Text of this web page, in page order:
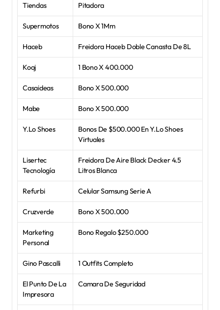
Tiendas Pitadora
Supermotos Bono X 1Mm
Haceb Freidora Haceb Doble Canasta De 8L
Koaj 1 Bono X 400.000
Casaideas Bono X 500.000
Mabe Bono X 500.000
Y.Lo Shoes
Bonos De $500.000 En Y.Lo Shoes
Virtuales
Lisertec
Tecnología
Freidora De Aire Black Decker 4.5
Litros Blanca
Refurbi Celular Samsung Serie A
Cruzverde Bono X 500.000
Marketing
Personal
Bono Regalo $250.000
Gino Pascalli 1 Outfits Completo
El Punto De La
Impresora
Camara De Seguridad